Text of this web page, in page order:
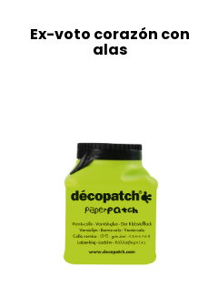
Ex-voto corazón con
alas